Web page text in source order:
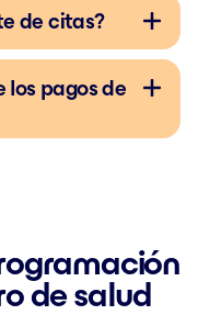
de citas?
los pagos de
de salud